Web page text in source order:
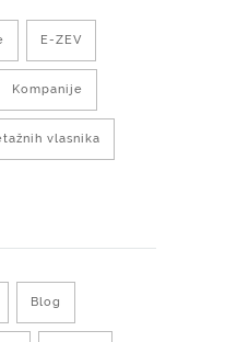
E-ZEV
Kompanije
vlasnika
Blog